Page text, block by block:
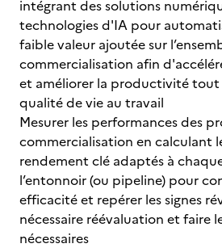
intégrant des solutions
technologies d'IA pour
faible valeur ajoutée sur
commercialisation afin
et améliorer la productivité tout
qualité de vie au travail
Mesurer les performances des
commercialisation en calculant
rendement clé adaptés à
l’entonnoir (ou pipeline) pour
efficacité et repérer les signes
nécessaire réévaluation et faire
nécessaires